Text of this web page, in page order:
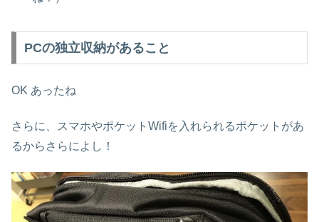
PCの独立収納があること
OK あったね
さらに、スマホやポケットWifiを入れられるポケットがあ
るからさらによし！